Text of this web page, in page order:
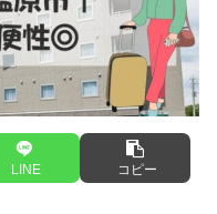
LINE コピー